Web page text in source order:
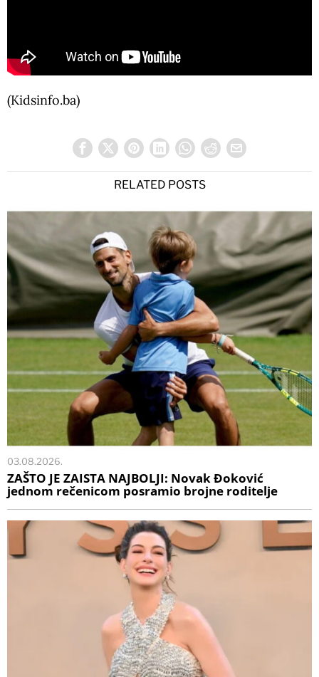
(Kidsinfo.ba)
RELATED POSTS
03.08.2026.
ZAŠTO JE ZAISTA NAJBOLJI: Novak Đoković
jednom rečenicom posramio brojne roditelje